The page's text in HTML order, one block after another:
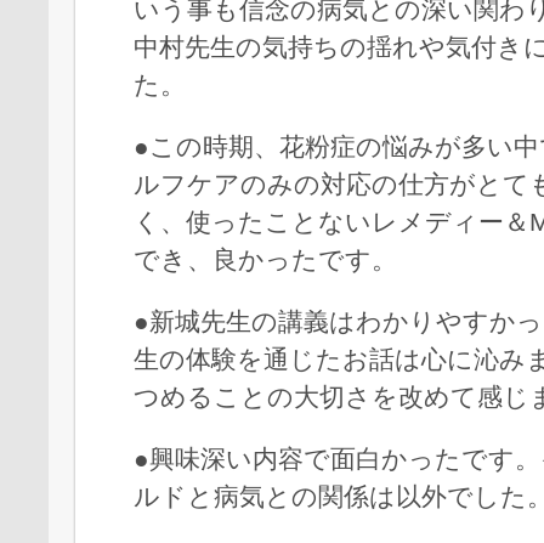
いう事も信念の病気との深い関わ
中村先生の気持ちの揺れや気付き
た。
●この時期、花粉症の悩みが多い
ルフケアのみの対応の仕方がとて
く、使ったことないレメディー＆
でき、良かったです。
●新城先生の講義はわかりやすか
生の体験を通じたお話は心に沁み
つめることの大切さを改めて感じ
●興味深い内容で面白かったです
ルドと病気との関係は以外でした